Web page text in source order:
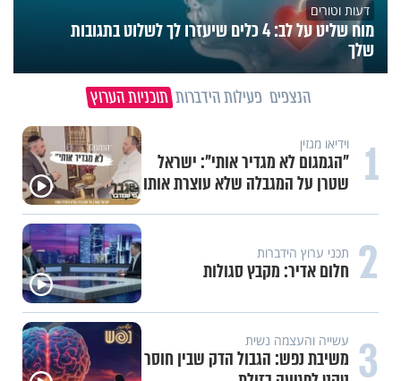
דעות וטורים
מוח שליט על לב: 4 כלים שיעזרו לך לשלוט בתגובות
שלך
הנצפים פעילות הידברות תוכניות הערוץ
1 וידיאו מגזין
"הגמגום לא מגדיר אותי": ישראל
שטרן על המגבלה שלא עוצרת אותו
2 תכני ערוץ הידברות
חלום אדיר: מקבץ סגולות
3 עשייה והעצמה נשית
משיבת נפש: הגבול הדק שבין חוסר